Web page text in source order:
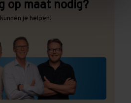
op maat nodig?
je helpen!